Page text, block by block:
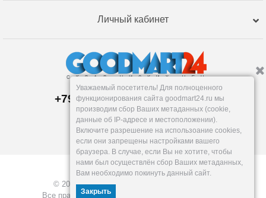
Личный кабинет
+79120359762, +79120359761
Магазин:
Челябинск ,Артиллерийская, 124В
Пн-Вс: 10-19
info@goodmart24.ru
© 2026, GoodMart24.ru — Склад низких цен.
Все права защищены. Разработка —
Уважаемый посетитель! Для полноценного
функционирования сайта goodmart24.ru мы
производим сбор Ваших метаданных (cookie,
данные об IP-адресе и местоположении).
Включите разрешение на использоание cookies,
если они запрещены настройками вашего
браузера. В случае, если Вы не хотите, чтобы
нами был осуществлён сбор Ваших метаданных,
Вам необходимо покинуть данный сайт.
Закрыть